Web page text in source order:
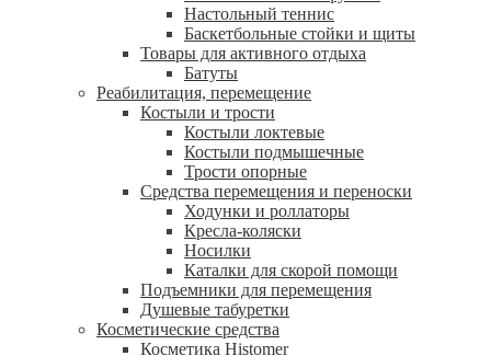
Настольный теннис
Баскетбольные стойки и щиты
Товары для активного отдыха
Батуты
Реабилитация, перемещение
Костыли и трости
Костыли локтевые
Костыли подмышечные
Трости опорные
Средства перемещения и переноски
Ходунки и роллаторы
Кресла-коляски
Носилки
Каталки для скорой помощи
Подъемники для перемещения
Душевые табуретки
Косметические средства
Косметика Histomer